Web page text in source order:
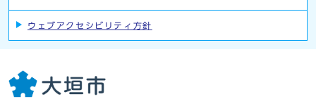
ウェブアクセシビリティ方針